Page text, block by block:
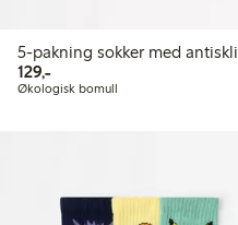
5-pakning sokker med antiskli
129,-129,00 kr
Økologisk bomull